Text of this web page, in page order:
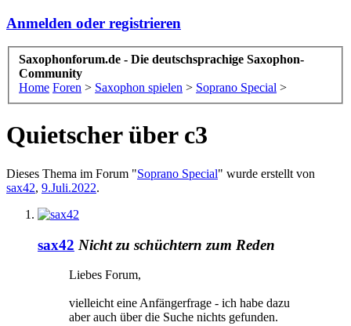
Anmelden oder registrieren
Saxophonforum.de - Die deutschsprachige Saxophon-
Community
Home Foren > Saxophon spielen > Soprano Special >
Quietscher über c3
Dieses Thema im Forum "Soprano Special" wurde erstellt von
sax42, 9.Juli.2022.
sax42 Nicht zu schüchtern zum Reden
Liebes Forum,
vielleicht eine Anfängerfrage - ich habe dazu
aber auch über die Suche nichts gefunden.